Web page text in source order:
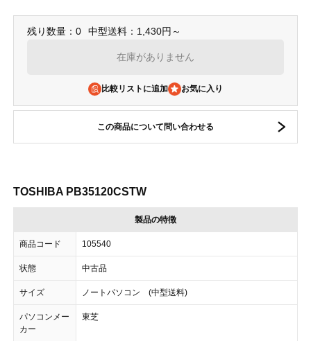
残り数量：0 中型送料：1,430円～
在庫がありません
比較リストに追加
この商品について問い合わせる
TOSHIBA PB35120CSTW
製品の特徴
商品コード 105540
状態 中古品
サイズ ノートパソコン (中型送料)
パソコンメー
カー
東芝